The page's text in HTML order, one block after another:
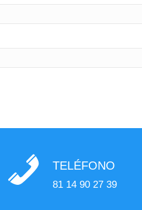
TELÉFONO
81 14 90 27 39